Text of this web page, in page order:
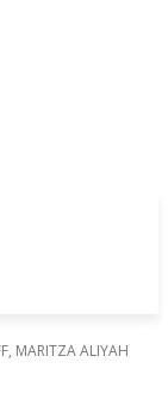
MARITZA ALIYAH